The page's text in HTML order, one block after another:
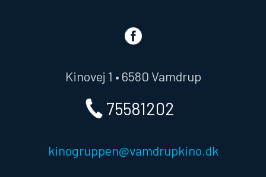
Kinovej 1 • 6580 Vamdrup
75581202
kinogruppen@vamdrupkino.dk